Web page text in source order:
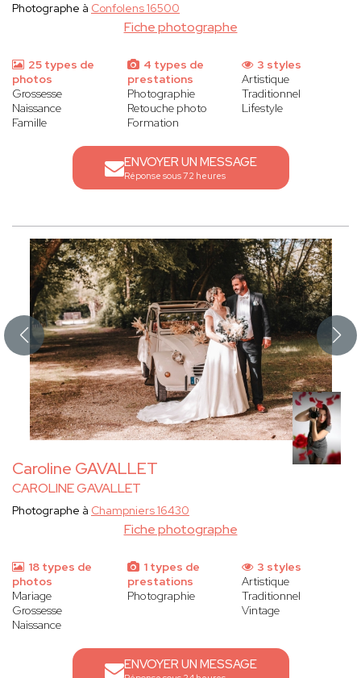
Fiche photographe
Photographe à Confolens 16500
25 types de
photos
Grossesse
Naissance
Famille
4 types de
prestations
Photographie
Retouche photo
Formation
3 styles
Artistique
Traditionnel
Lifestyle
ENVOYER UN MESSAGE
Réponse sous 72 heures
Caroline GAVALLET
CAROLINE GAVALLET
Fiche photographe
Photographe à Champniers 16430
18 types de
photos
Mariage
Grossesse
Naissance
1 types de
prestations
Photographie
3 styles
Artistique
Traditionnel
Vintage
ENVOYER UN MESSAGE